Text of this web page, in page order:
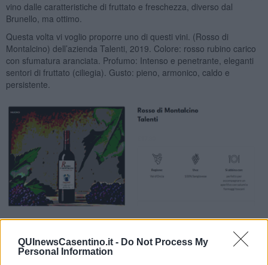
QUInewsCasentino.it - Do Not Process My
Personal Information
vino dalle caratteristiche di fruttato e freschezza, diverso dal
Brunello, ma ottimo.
Questa volta vi voglio proporre uno di questi vini. (Rosso di
Montalcino) dell’azienda Talenti, 2019. Colore: rosso rubino carico
con sfumatura aranciata. Profumo: Intenso e penetrante, eleganti
sentori di fruttato (ciliegia). Gusto: pieno, armonico, caldo e
persistente.
Nadio Stronchi